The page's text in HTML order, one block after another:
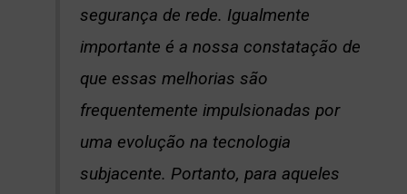
segurança de rede. Igualmente
importante é a nossa constatação de
que essas melhorias são
frequentemente impulsionadas por
uma evolução na tecnologia
subjacente. Portanto, para aqueles